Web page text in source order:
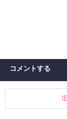
コメントする